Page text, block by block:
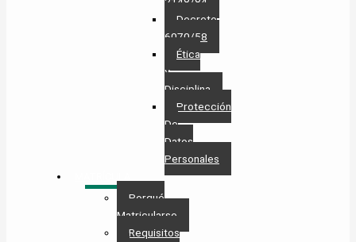
Decreto
6070/58
Ética
y
Disciplina
Protección
De
Datos
Personales​
Porqué
Matricularse
Requisitos